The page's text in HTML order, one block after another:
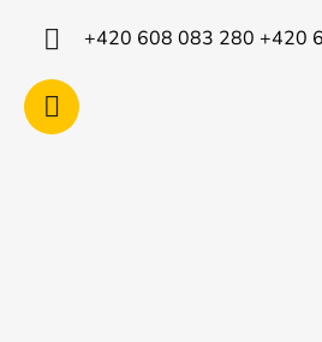
+420 608 083 280 +420